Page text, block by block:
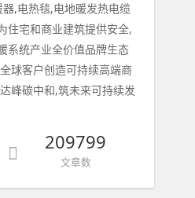
,电热毯,电地暖发热电缆
住宅和商业建筑提供安全,
系统产业全价值品牌生态
球客户创造可持续高端商
峰碳中和,筑未来可持续发
209799
文章数